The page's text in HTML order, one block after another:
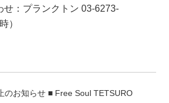
せ：プランクトン 03-6273-
）
のお知らせ ■ Free Soul TETSURO